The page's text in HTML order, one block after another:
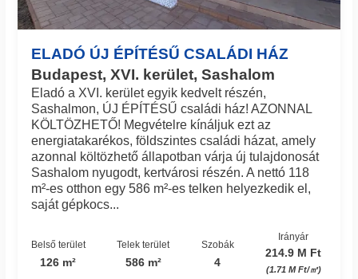
ELADÓ ÚJ ÉPÍTÉSŰ CSALÁDI HÁZ
Budapest, XVI. kerület, Sashalom
Eladó a XVI. kerület egyik kedvelt részén,
Sashalmon, ÚJ ÉPÍTÉSŰ családi ház! AZONNAL
KÖLTÖZHETŐ! Megvételre kínáljuk ezt az
energiatakarékos, földszintes családi házat, amely
azonnal költözhető állapotban várja új tulajdonosát
Sashalom nyugodt, kertvárosi részén. A nettó 118
m²-es otthon egy 586 m²-es telken helyezkedik el,
saját gépkocs...
Belső terület
126 m²
Telek terület
586 m²
Szobák
4
Irányár
214.9 M Ft
(1.71 M Ft/㎡)